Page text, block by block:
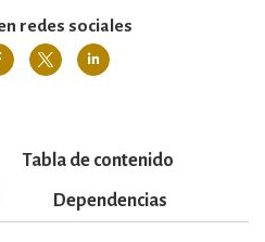
redes sociales
Tabla de contenido
Dependencias